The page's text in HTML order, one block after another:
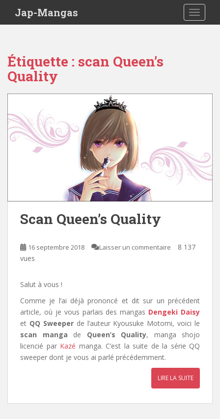
Jap-Mangas
Étiquette : scan Queen’s
Quality
Scan Queen’s Quality
16 septembre 2018 Laisser un commentaire
8 137
vues
Salut à vous !
Comme je l’ai déjà prononcé et dit sur un précédent
article, où je vous parlais des mangas Dengeki Daisy
et QQ Sweeperde l’auteur Kyousuke Motomi, voici le
scan manga de Queen’s Quality, manga shojo
licencié par Kazé manga. C’est la suite de la série QQ
sweeper dont je vous ai parlé précédemment.
LIRE LA SUITE